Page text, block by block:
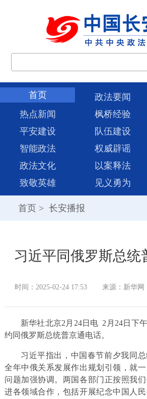
首页 政法要闻
热点新闻
枫桥经验
平安建设
队伍建设
智能政法
权威辟谣
政法文化
以案释法
致敬英雄
见义勇为
首页 > 长安播报
习近平同俄罗斯总统
时间：2025-02-24 17:53 来源：新华网
新华社北京2月24日电 2月24日下
约同俄罗斯总统普京通电话。
习近平指出，中国春节前夕我同
全年中俄关系发展作出规划引领，就
问题加强协调。两国各部门正按照我
进各领域合作，包括开展纪念中国人